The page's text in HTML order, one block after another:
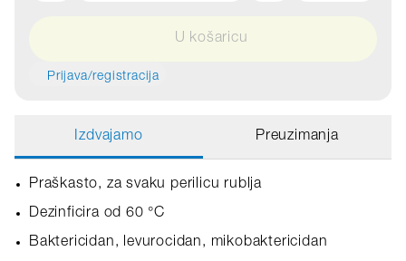
U košaricu
Prijava/registracija
Izdvajamo Preuzimanja
Praškasto, za svaku perilicu rublja
Dezinficira od 60 °C
Baktericidan, levurocidan, mikobaktericidan